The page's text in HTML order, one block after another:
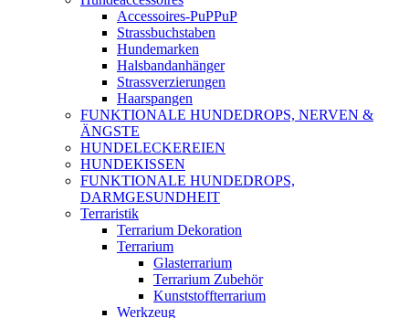
Accessoires-PuPPuP
Strassbuchstaben
Hundemarken
Halsbandanhänger
Strassverzierungen
Haarspangen
FUNKTIONALE HUNDEDROPS, NERVEN &
ÄNGSTE
HUNDELECKEREIEN
HUNDEKISSEN
FUNKTIONALE HUNDEDROPS,
DARMGESUNDHEIT
Terraristik
Terrarium Dekoration
Terrarium
Glasterrarium
Terrarium Zubehör
Kunststoffterrarium
Werkzeug